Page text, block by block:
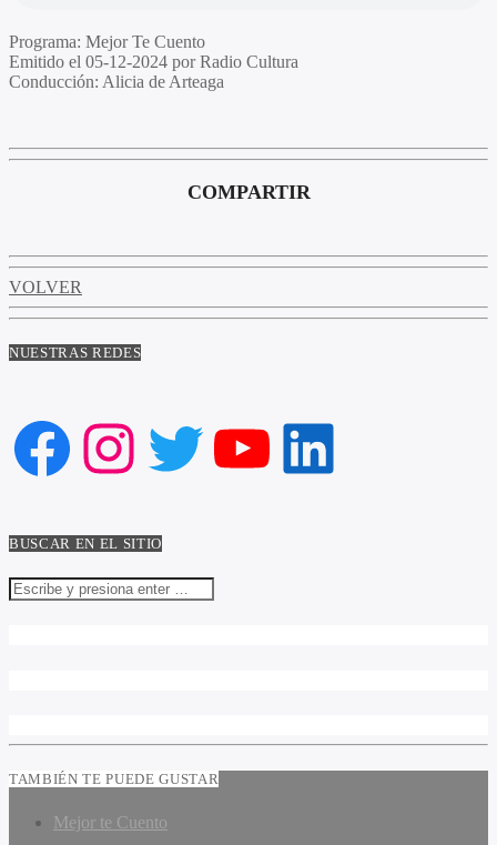
Programa: Mejor Te Cuento
Emitido el 05-12-2024 por Radio Cultura
Conducción: Alicia de Arteaga
COMPARTIR
VOLVER
NUESTRAS REDES
Facebook
Instagram
Twitter
YouTube
LinkedIn
BUSCAR EN EL SITIO
TAMBIÉN TE PUEDE GUSTAR
Mejor te Cuento